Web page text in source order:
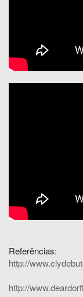
Referências:
http://
http://